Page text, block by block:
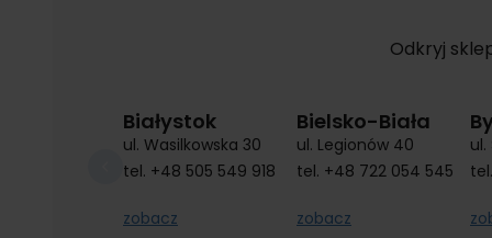
Odkryj
Białystok
ul. Wasilkowska 30
tel. +48 505 549 918
zobacz
Bielsko-Biała
ul. Legionów 40
tel. +48 722 054 545
zobacz
tel.